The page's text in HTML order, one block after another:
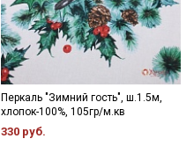
Перкаль "Зимний гость", ш.1.5м,
хлопок-100%, 105гр/м.кв
330 руб.